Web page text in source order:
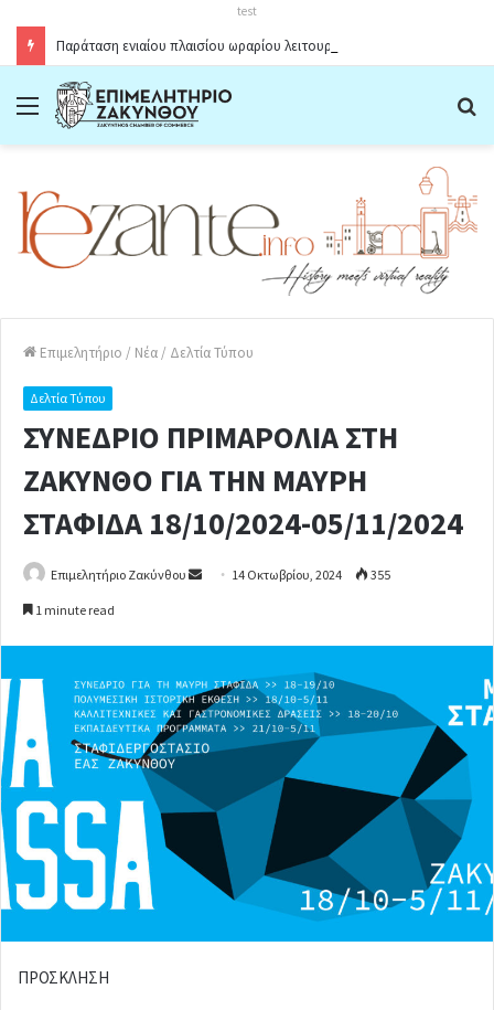
test
Menu
Επιμελητήριο / Νέα / Δελτία Τύπου
Δελτία Τύπου
ΣΥΝΕΔΡΙΟ ΠΡΙΜΑΡΟΛΙΑ ΣΤΗ
ΖΑΚΥΝΘΟ ΓΙΑ ΤΗΝ ΜΑΥΡΗ
ΣΤΑΦΙΔΑ 18/10/2024-05/11/2024
Επιμελητήριο Ζακύνθου
a
n
e
m
i
14 Οκτωβρίου, 2024 355
1 minute read
ΠΡΟΣΚΛΗΣΗ